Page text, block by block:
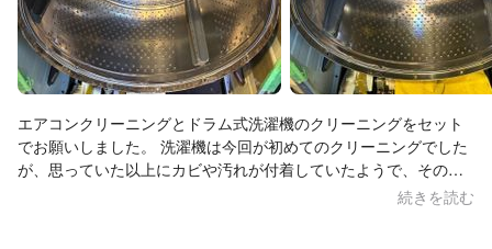
エアコンクリーニングとドラム式洗濯機のクリーニングをセット
でお願いしました。 洗濯機は今回が初めてのクリーニングでした
が、思っていた以上にカビや汚れが付着していたようで、その原
因として乾燥機能をあまり使っていなかったことなども、丁寧に
続きを読む